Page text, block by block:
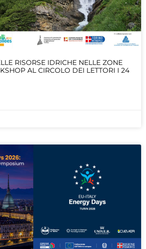
RISORSE IDRICHE NELLE ZONE
AL CIRCOLO DEI LETTORI I 24